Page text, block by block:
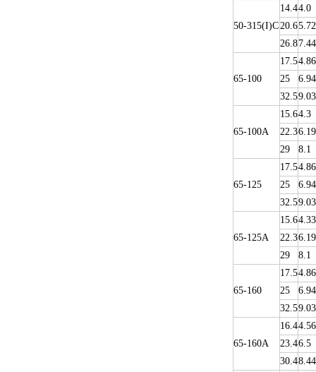
50-315(I)C
14.44.0
20.65.72
26.87.44
65-100
17.54.86
25
6.94
32.59.03
65-100A
15.64.3
22.36.19
29
8.1
65-125
17.54.86
25
6.94
32.59.03
65-125A
15.64.33
22.36.19
29
8.1
65-160
17.54.86
25
6.94
32.59.03
65-160A
16.44.56
23.46.5
30.48.44